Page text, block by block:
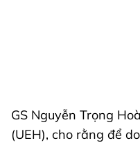
GS Nguyễn Trọng
(UEH), cho rằng để